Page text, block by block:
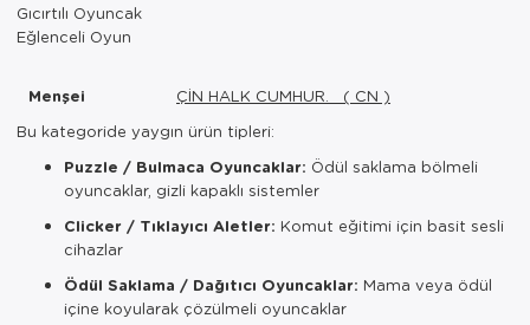
Gıcırtılı Oyuncak
Eğlenceli Oyun
Menşei
ÇİN HALK CUMHUR. ( CN )
Bu kategoride yaygın ürün tipleri:
Puzzle / Bulmaca Oyuncaklar: Ödül saklama bölmeli
oyuncaklar, gizli kapaklı sistemler
Clicker / Tıklayıcı Aletler: Komut eğitimi için basit sesli
cihazlar
Ödül Saklama / Dağıtıcı Oyuncaklar: Mama veya ödül
içine koyularak çözülmeli oyuncaklar